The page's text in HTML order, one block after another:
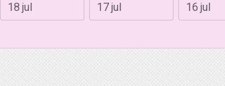
18 jul 17 jul 16 jul